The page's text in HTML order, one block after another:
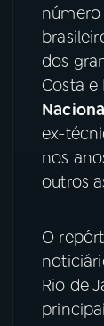
06
YouTube
dos
Costa e
ex-
nos
outros
O
Rio de